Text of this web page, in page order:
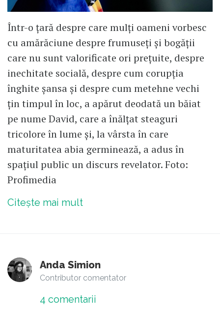
Într-o țară despre care mulți oameni vorbesc
cu amărăciune despre frumuseți și bogății
care nu sunt valorificate ori prețuite, despre
inechitate socială, despre cum corupția
înghite șansa și despre cum metehne vechi
țin timpul în loc, a apărut deodată un băiat
pe nume David, care a înălțat steaguri
tricolore în lume și, la vârsta în care
maturitatea abia germinează, a adus în
spațiul public un discurs revelator. Foto:
Profimedia
Citește mai mult
Anda Simion
Contributor comentator
4 comentarii